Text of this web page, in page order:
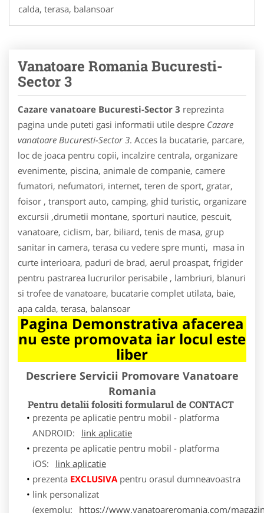
calda, terasa, balansoar
Vanatoare Romania Bucuresti-
Sector 3
Cazare vanatoare Bucuresti-Sector 3 reprezinta
pagina unde puteti gasi informatii utile despre Cazare
vanatoare Bucuresti-Sector 3. Acces la bucatarie, parcare,
loc de joaca pentru copii, incalzire centrala, organizare
evenimente, piscina, animale de companie, camere
fumatori, nefumatori, internet, teren de sport, gratar,
foisor , transport auto, camping, ghid turistic, organizare
excursii ,drumetii montane, sporturi nautice, pescuit,
vanatoare, ciclism, bar, biliard, tenis de masa, grup
sanitar in camera, terasa cu vedere spre munti, masa in
curte interioara, paduri de brad, aerul proaspat, frigider
pentru pastrarea lucrurilor perisabile , lambriuri, blanuri
si trofee de vanatoare, bucatarie complet utilata, baie,
apa calda, terasa, balansoar
Pagina Demonstrativa afacerea
nu este promovata iar locul este
liber
Descriere Servicii Promovare Vanatoare
Romania
Pentru detalii folositi formularul de CONTACT
prezenta pe aplicatie pentru mobil - platforma
ANDROID:
link aplicatie
prezenta pe aplicatie pentru mobil - platforma
iOS:
link aplicatie
prezenta EXCLUSIVApentru orasul dumneavoastra
link personalizat
(exemplu:
https://www.vanatoareromania.com/